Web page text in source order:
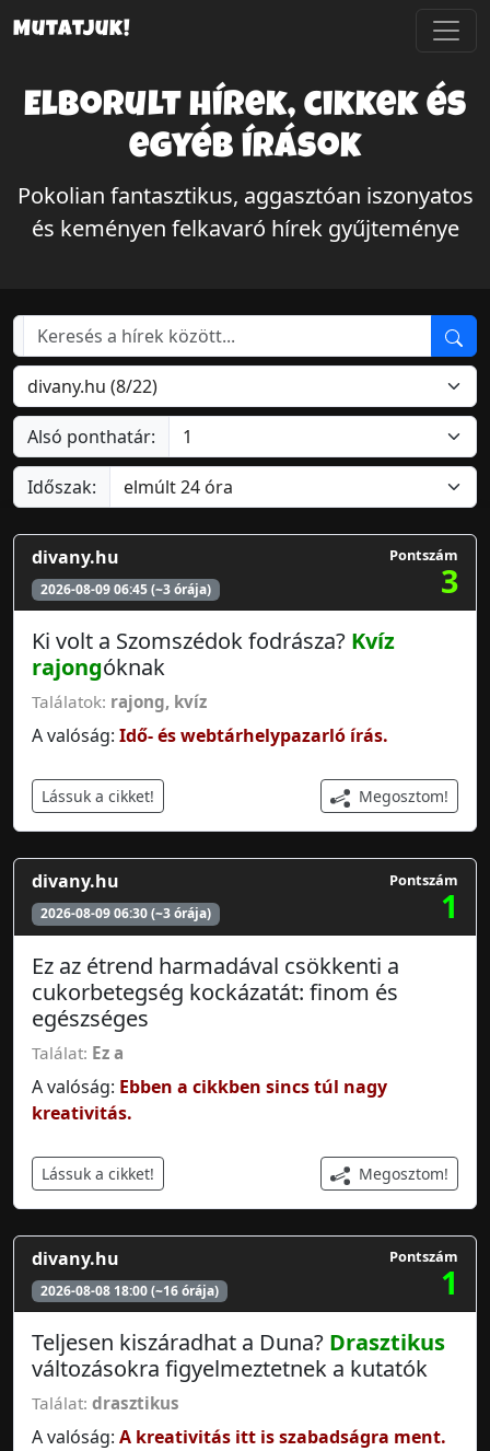
Mutatjuk!
Elborult hírek, cikkek és
egyéb írások
Pokolian fantasztikus, aggasztóan iszonyatos
és keményen felkavaró hírek gyűjteménye
Alsó ponthatár:
Időszak:
divany.hu
2026-08-09 06:45 (~3 órája)
Pontszám
3
Ki volt a Szomszédok fodrásza? Kvíz
rajongóknak
Találatok: rajong, kvíz
A valóság: Idő- és webtárhelypazarló írás.
Lássuk a cikket! Megosztom!
divany.hu
2026-08-09 06:30 (~3 órája)
Pontszám
1
Ez az étrend harmadával csökkenti a
cukorbetegség kockázatát: finom és
egészséges
Találat: Ez a
A valóság: Ebben a cikkben sincs túl nagy
kreativitás.
Lássuk a cikket! Megosztom!
divany.hu
2026-08-08 18:00 (~16 órája)
Pontszám
1
Teljesen kiszáradhat a Duna? Drasztikus
változásokra figyelmeztetnek a kutatók
Találat: drasztikus
A valóság: A kreativitás itt is szabadságra ment.